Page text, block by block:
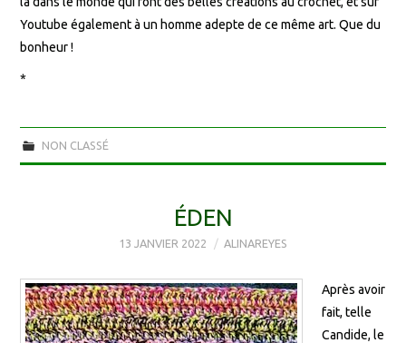
Youtube également à un homme adepte de ce même art. Que du
bonheur !
*
NON CLASSÉ
ÉDEN
13 JANVIER 2022 ALINAREYES
Après avoir
fait, telle
Candide, le